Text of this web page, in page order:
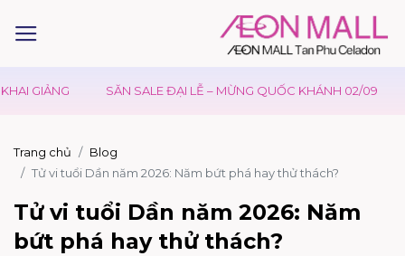
SĂN SALE ĐẠI LỄ – MỪNG QUỐC KHÁNH 02/09 ƯU
Trang chủ
Blog
Tử vi tuổi Dần năm 2026: Năm bứt phá hay thử thách?
Tử vi tuổi Dần năm 2026: Năm
bứt phá hay thử thách?